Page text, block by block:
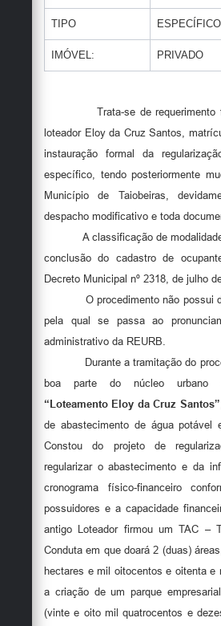
TIPO ESPECÍFICO
IMÓVEL: PRIVADO
Trata-se de requerimento
loteador Eloy da Cruz Santos,
instauração formal da
específico, tendo posteriormente
Município de Taiobeiras,
despacho modificativo e toda
A classificação de modalidade
conclusão do cadastro de
Decreto Municipal nº 2318, de julho
O procedimento não possui
pela qual se passa ao
administrativo da REURB.
Durante a tramitação do
boa parte do núcleo urbano
“Loteamento Eloy da Cruz Santos”
de abastecimento de água potável
Constou do projeto de
regularizar o abastecimento e da
cronograma físico-financeiro
possuidores e a capacidade
antigo Loteador firmou um TAC –
Conduta em que doará 2 (duas)
hectares e mil oitocentos e oitenta e
a criação de um parque
(vinte e oito mil quatrocentos e